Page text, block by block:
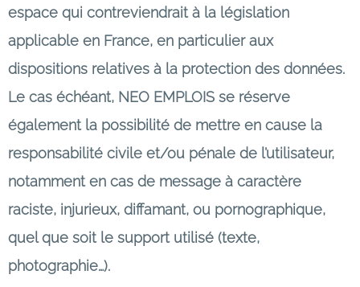
espace qui contreviendrait à la législation
applicable en France, en particulier aux
dispositions relatives à la protection des données.
Le cas échéant, NEO EMPLOIS se réserve
également la possibilité de mettre en cause la
responsabilité civile et/ou pénale de l’utilisateur,
notamment en cas de message à caractère
raciste, injurieux, diffamant, ou pornographique,
quel que soit le support utilisé (texte,
photographie…).